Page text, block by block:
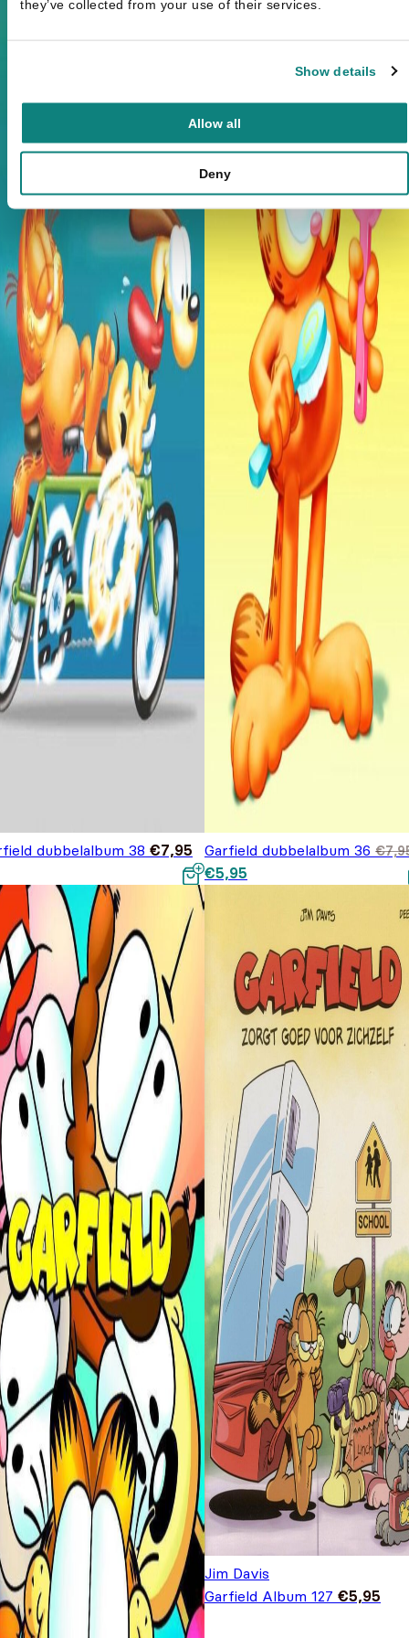
they’ve collected from your use of their services.
Show details
Allow all
Deny
dubbelalbum 38 €7,95 Garfield dubbelalbum 36 €
Oorspronkelijke prijs was:
€7,95.
€5,95
Jim Davis
Garfield Album 127 €5,95